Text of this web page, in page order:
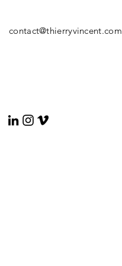
contact@thierryvincent.com